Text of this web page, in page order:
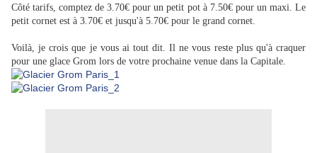
Côté tarifs, comptez de 3.70€ pour un petit pot à 7.50€ pour un maxi. Le
petit cornet est à 3.70€ et jusqu'à 5.70€ pour le grand cornet.
Voilà, je crois que je vous ai tout dit. Il ne vous reste plus qu'à craquer
pour une glace Grom lors de votre prochaine venue dans la Capitale.